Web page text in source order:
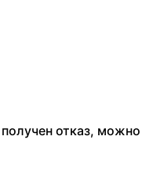
отказ, можно